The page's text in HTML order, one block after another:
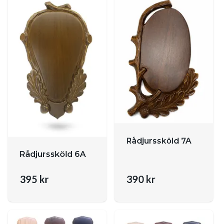
Rådjurssköld 6A
395 kr
Rådjurssköld 7A
390 kr